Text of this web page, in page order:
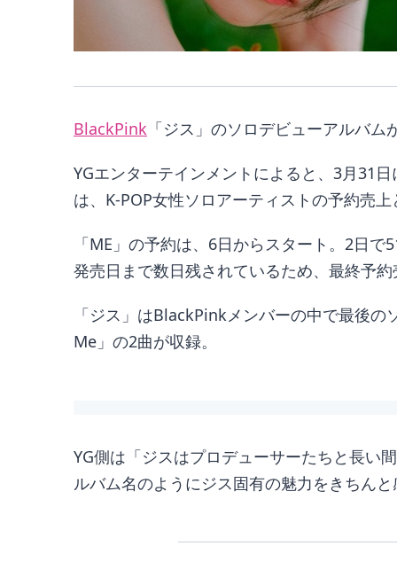
BlackPink 「ジス」のソロデビューアルバ
YGエンターテインメントによると、3月31
は、K-POP女性ソロアーティストの予約売
「ME」の予約は、6日からスタート。2日
発売日まで数日残されているため、最終予
「ジス」はBlackPinkメンバーの中で最後
Me」の2曲が収録。
YG側は「ジスはプロデューサーたちと長い
ルバム名のようにジス固有の魅力をきちん